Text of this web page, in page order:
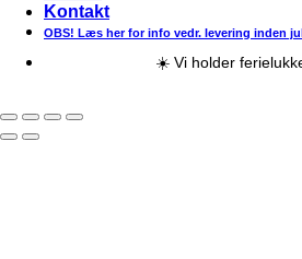
Kontakt
OBS! Læs her for info vedr. levering inden
☀️ Vi holder